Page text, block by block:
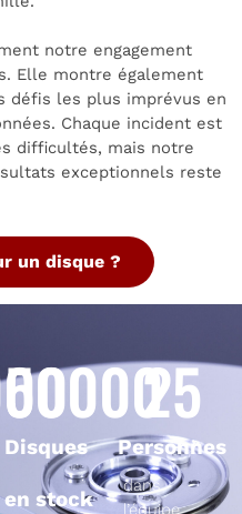
notre engagement
Elle montre également
défis les plus imprévus en
Chaque incident est
difficultés, mais notre
exceptionnels reste
un disque ?
Disques
en stock
50000
Personnes
25
dans
l’équipe